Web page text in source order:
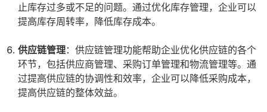
止库存过多或不足的问题。通过优化库存管理，企业可以
提高库存周转率，降低库存成本。
供应链管理：供应链管理功能帮助企业优化供应链的各个
环节，包括供应商管理、采购订单管理和物流管理等。通
过提高供应链的协调性和效率，企业可以降低采购成本，
提高供应链的整体效益。